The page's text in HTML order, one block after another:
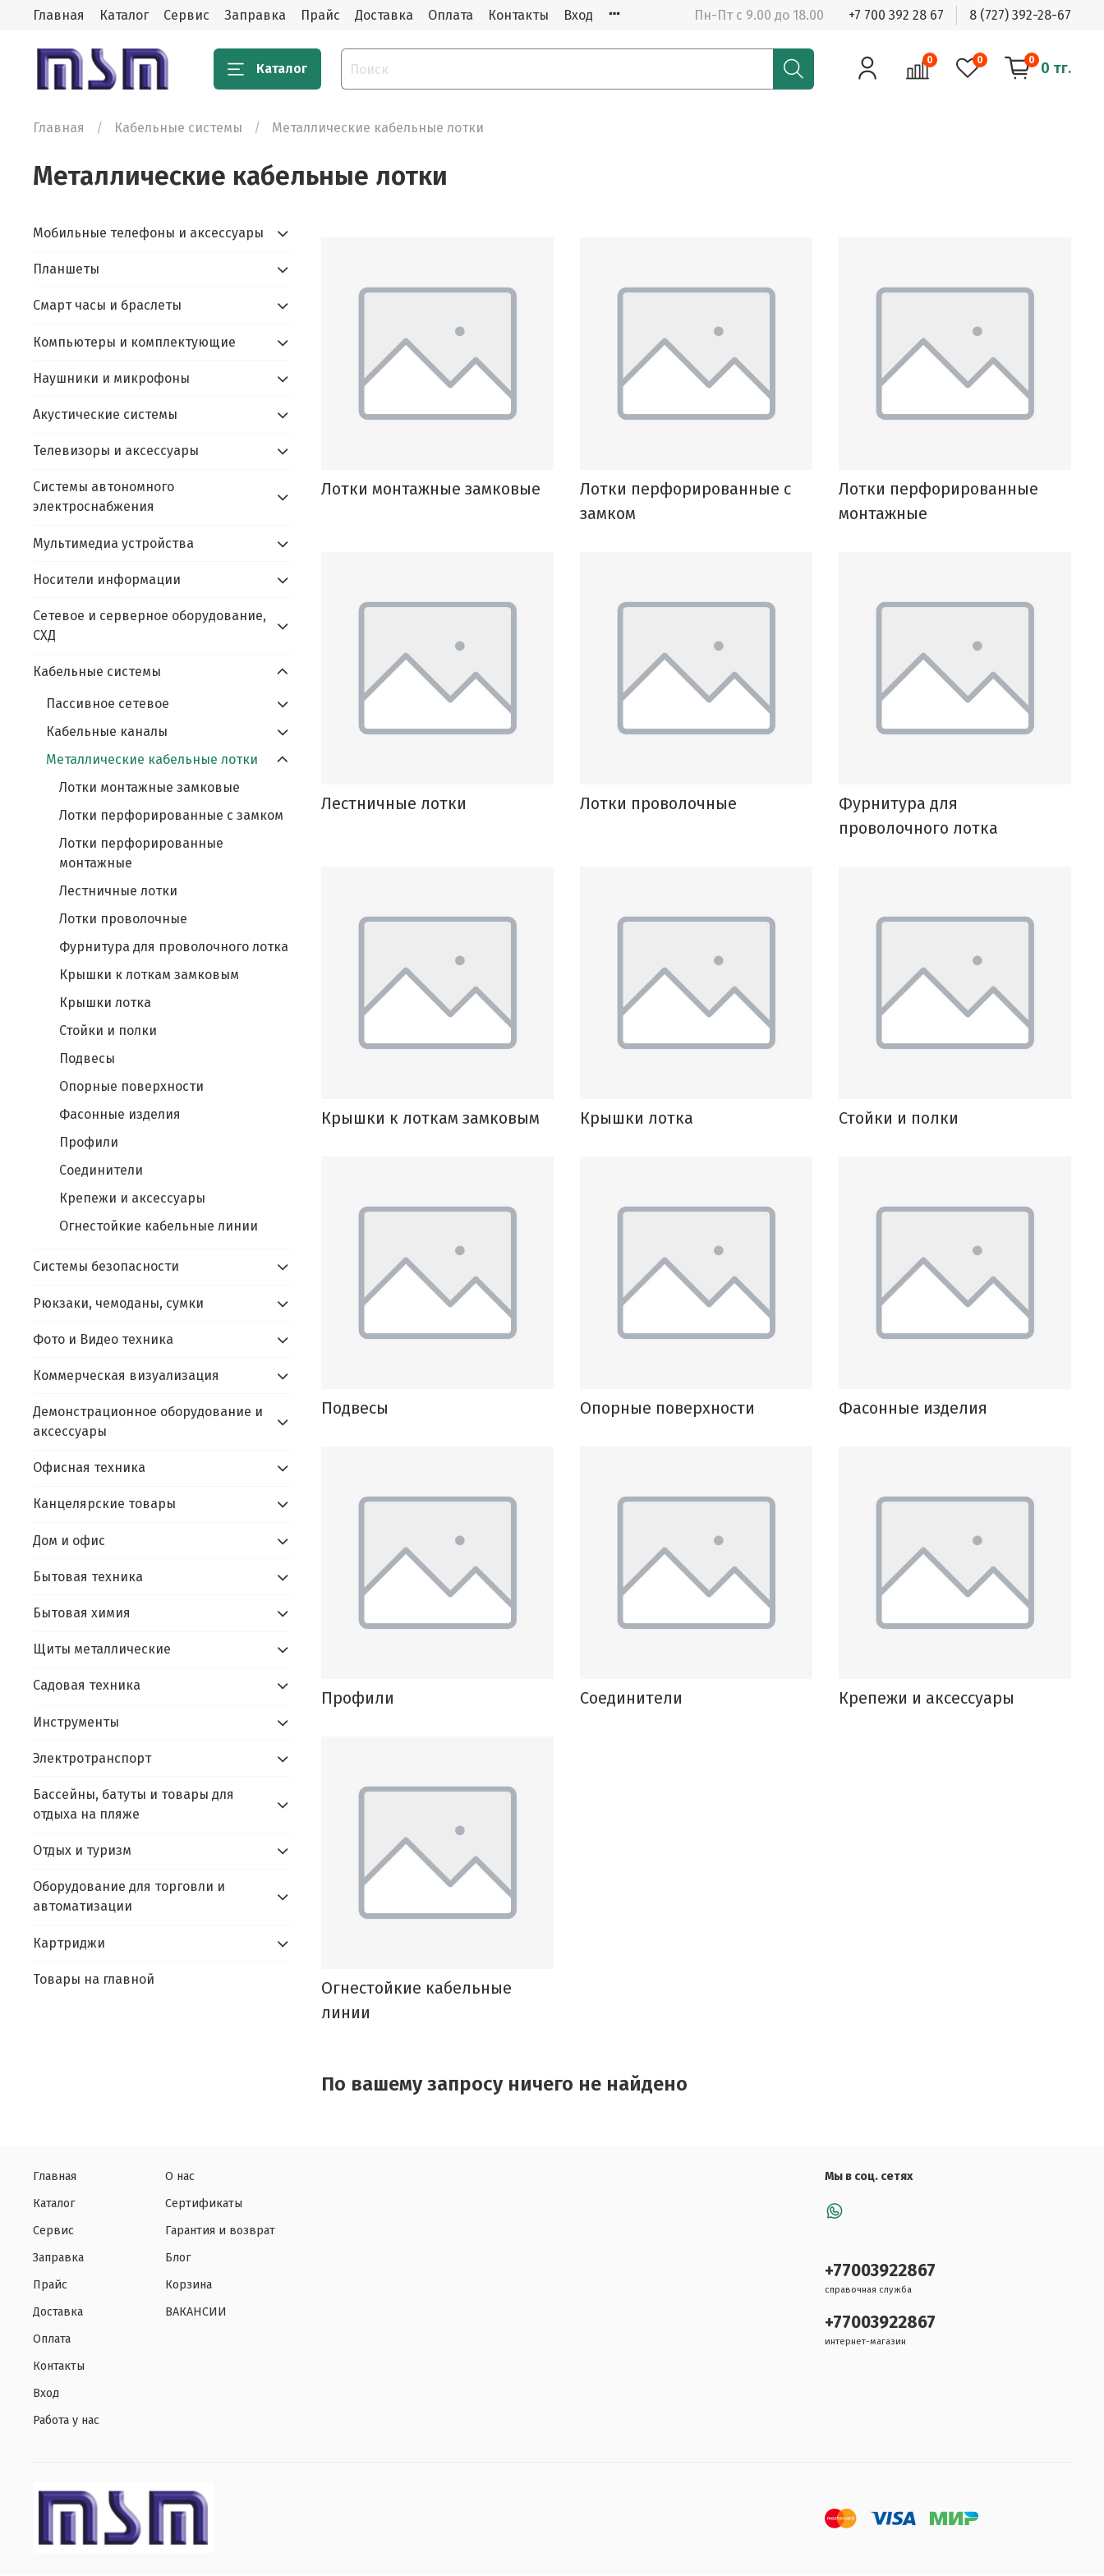
Главная Каталог Сервис Заправка Прайс Доставка Оплата Контакты Вход Пн-Пт с 9.00 до 18.00 +7 700 392 28 67 8 (727) 392-28-67
Каталог
0 0 0 0 тг.
Главная Кабельные системы Металлические кабельные лотки
Металлические кабельные лотки
Лотки монтажные замковые
Лотки перфорированные с
замком
Лотки перфорированные
монтажные
Лестничные лотки Лотки проволочные
Фурнитура для
проволочного лотка
Крышки к лоткам замковым Крышки лотка Стойки и полки
Подвесы Опорные поверхности Фасонные изделия
Профили Соединители Крепежи и аксессуары
Огнестойкие кабельные
линии
По вашему запросу ничего не найдено
Мобильные телефоны и аксессуары
Планшеты
Смарт часы и браслеты
Компьютеры и комплектующие
Наушники и микрофоны
Акустические системы
Телевизоры и аксессуары
Системы автономного
электроснабжения
Мультимедиа устройства
Носители информации
Сетевое и серверное оборудование,
СХД
Кабельные системы
Пассивное сетевое
Кабельные каналы
Металлические кабельные лотки
Лотки монтажные замковые
Лотки перфорированные с замком
Лотки перфорированные
монтажные
Лестничные лотки
Лотки проволочные
Фурнитура для проволочного лотка
Крышки к лоткам замковым
Крышки лотка
Стойки и полки
Подвесы
Опорные поверхности
Фасонные изделия
Профили
Соединители
Крепежи и аксессуары
Огнестойкие кабельные линии
Системы безопасности
Рюкзаки, чемоданы, сумки
Фото и Видео техника
Коммерческая визуализация
Демонстрационное оборудование и
аксессуары
Офисная техника
Канцелярские товары
Дом и офис
Бытовая техника
Бытовая химия
Щиты металлические
Садовая техника
Инструменты
Электротранспорт
Бассейны, батуты и товары для
отдыха на пляже
Отдых и туризм
Оборудование для торговли и
автоматизации
Картриджи
Товары на главной
Главная
Каталог
Сервис
Заправка
Прайс
Доставка
Оплата
Контакты
Вход
Работа у нас
О нас
Сертификаты
Гарантия и возврат
Блог
Корзина
ВАКАНСИИ
Мы в соц. сетях
+77003922867
справочная служба
+77003922867
интернет-магазин